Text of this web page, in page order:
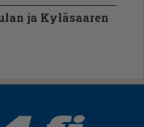
ja Kyläsaaren